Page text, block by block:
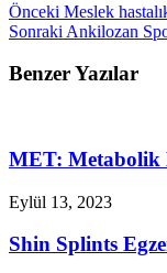
Önceki Meslek
Sonraki Ankilozan
Benzer Yazılar
MET: Metabolik
Eylül 13, 2023
Shin Splints